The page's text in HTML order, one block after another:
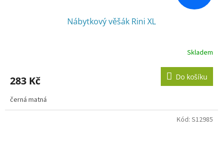
Nábytkový věšák Rini XL
Skladem
283 Kč Do košíku
černá matná
Kód: S12985